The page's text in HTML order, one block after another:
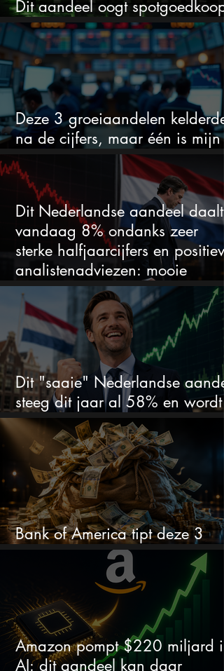
Dit aandeel oogt spotgoedkoop
voor hoeveel het kan stijgen
Deze 3 groeiaandelen
na de cijfers, maar één is mijn
duidelijke favoriet
Dit Nederlandse aandeel daalt
vandaag 8% ondanks zeer
sterke halfjaarcijfers en positieve
analistenadviezen: mooie
koopkans?
Dit "saaie" Nederlandse
steeg dit jaar al 58% en wordt
volgens analisten onderschat
Bank of America tipt deze 3
chipaandelen
Amazon pompt $220 miljard in
AI: dit aandeel kan daar